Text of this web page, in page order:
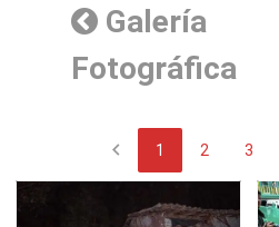
Galería
Fotográfica
chevron_left 1 2 3